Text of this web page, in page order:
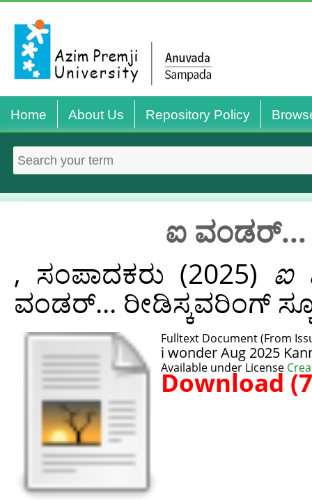
Home About Us Repository Policy
ಐ ವಂಡರ್‌...
, ಸಂಪಾದಕರು (2025) ಐ
ವಂಡರ್...‌ ರೀಡಿಸ್ಕವರಿಂಗ್‌
Fulltext Document (From
i wonder Aug 2025
Available under License
Download